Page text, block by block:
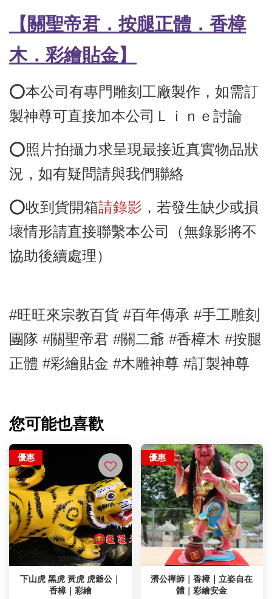
【關聖帝君．按腿正體 ．香樟
木．彩繪貼金】
⭕️本公司有專門雕刻工廠製作，如需訂
製神尊可直接加本公司Ｌｉｎｅ討論
⭕️照片拍攝力求呈現最接近真實物品狀
況，如有疑問請與我們聯絡
⭕️收到貨開箱請錄影 ，若發生缺少或損
壞情形請直接聯繫本公司（無錄影將不
協助後續處理）
#旺旺來宗教百貨 #百年傳承 #手工雕刻
團隊 #關聖帝君 #關二爺 #香樟木 #按腿
正體 #彩繪貼金 #木雕神尊 #訂製神尊
您可能也喜歡
優惠
下山虎 黑虎 黃虎 虎爺公｜
香樟｜彩繪
優惠
濟公禪師｜香樟｜立姿自在
體｜彩繪安金